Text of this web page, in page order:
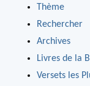
Thème
Rechercher
Archives
Livres de la
Versets les